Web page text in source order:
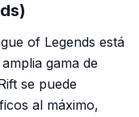
of Legends está
gama de
se puede
al máximo,